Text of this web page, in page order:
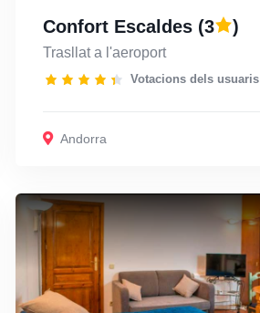
Confort Escaldes(3 )
Trasllat a l'aeroport
Votacions dels usuaris
Andorra